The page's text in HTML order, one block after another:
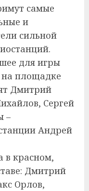
самые
и
сильной
для игры
на площадке
Дмитрий
Сергей
–
Андрей
в красном,
Дмитрий
Орлов,